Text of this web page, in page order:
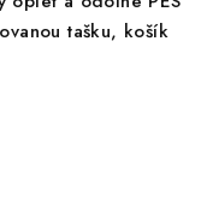
tašku, košík